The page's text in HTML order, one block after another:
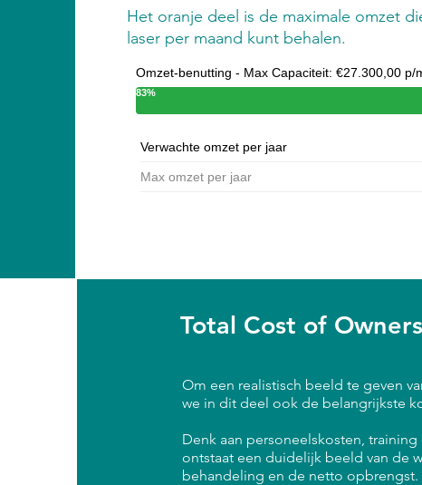
Het oranje deel is de maximale omzet
laser per maand kunt behalen.
Omzet-benutting - Max Capaciteit: €27.300,00 p/
83%
Verwachte omzet per jaar
Max omzet per jaar
Total Cost of
Om een realistisch beeld te geven
we in dit deel ook de belangrijkste
Denk aan personeelskosten,
ontstaat een duidelijk beeld van de
behandeling en de netto opbrengst.